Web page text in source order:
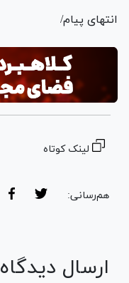
انتهای پیام/
لینک کوتاه
هم‌رسانی:
ارسال دیدگاه